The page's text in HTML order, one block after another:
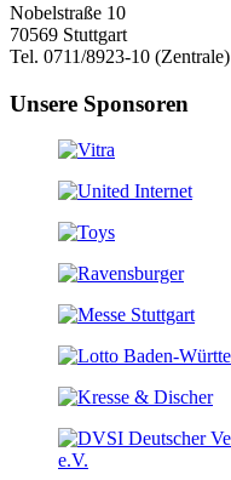
Nobelstraße 10
70569 Stuttgart
Tel. 0711/8923-10 (Zentrale)
Unsere Sponsoren